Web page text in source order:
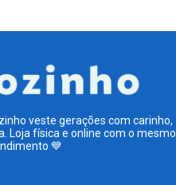
veste gerações com carinho,
Loja física e online com o mesmo
💙